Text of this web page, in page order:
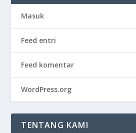
Masuk
Feed entri
Feed komentar
WordPress.org
TENTANG KAMI